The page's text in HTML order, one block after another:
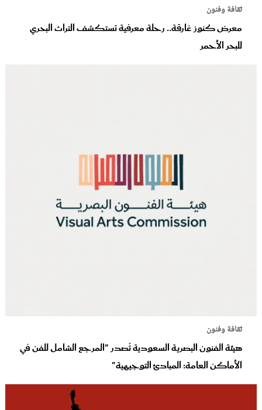
ثقافة وفنون
معرض كنوز غارقة.. رحلة معرفية تستكشف التراث البحري
للبحر الأحمر
ثقافة وفنون
هيئة الفنون البصرية السعودية تُصدر "المرجع الشامل للفن في
الأماكن العامة: المبادئ التوجيهية"